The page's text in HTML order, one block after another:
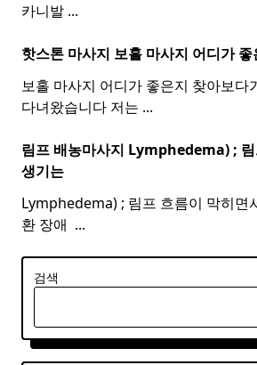
카니발 ...
핫스톤 마사지 보홀 마사지 어디가
보홀 마사지 어디가 좋은지 찾아보다
다녀왔습니다 저는 ...
림프 배농마사지 Lymphedema) ;
생기는
Lymphedema) ; 림프 흐름이 막히면
환 장애 ​ ...
검색